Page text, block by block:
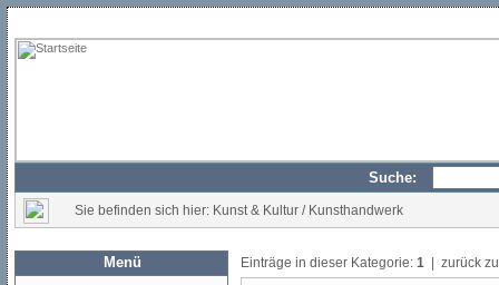
Suche:
Sie befinden sich hier: Kunst & Kultur / Kunsthandwerk
Menü
Einträge in dieser Kategorie: 1 | zurück